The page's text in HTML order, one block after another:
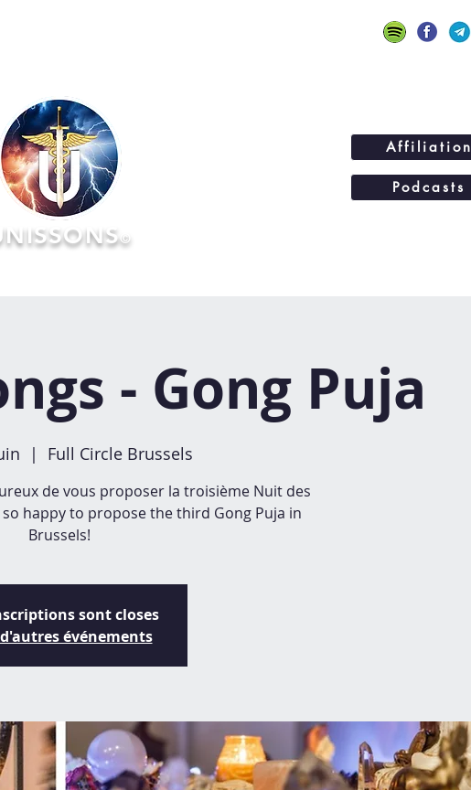
Affiliation
Podcasts
©
- Gong Puja
  |
Full Circle Brussels
de vous proposer la troisième Nuit des
so happy to propose the third Gong Puja in
Brussels!
sont closes
événements